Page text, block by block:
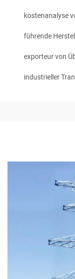
kostenanalyse
führende
exporteur von
industrieller